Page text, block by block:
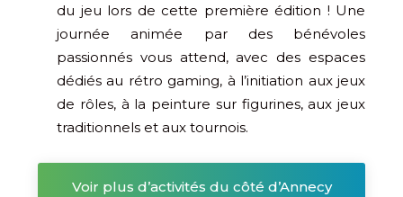
du jeu lors de cette première édition ! Une
journée animée par des bénévoles
passionnés vous attend, avec des espaces
dédiés au rétro gaming, à l’initiation aux jeux
de rôles, à la peinture sur figurines, aux jeux
traditionnels et aux tournois.
Voir plus d’activités du côté d’Annecy